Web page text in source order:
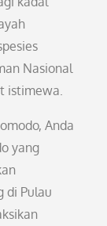
Nasional
istimewa.
Anda
yang
di Pulau